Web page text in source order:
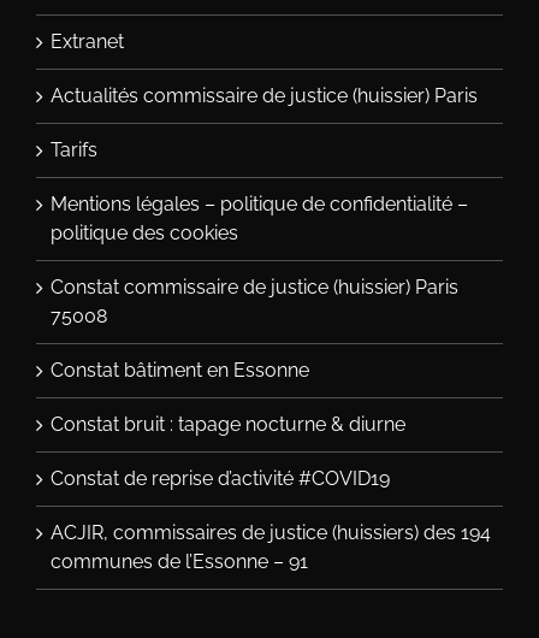
Extranet
Actualités commissaire de justice (huissier) Paris
Tarifs
Mentions légales – politique de confidentialité –
politique des cookies
Constat commissaire de justice (huissier) Paris
75008
Constat bâtiment en Essonne
Constat bruit : tapage nocturne & diurne
Constat de reprise d’activité #COVID19
ACJIR, commissaires de justice (huissiers) des 194
communes de l’Essonne – 91